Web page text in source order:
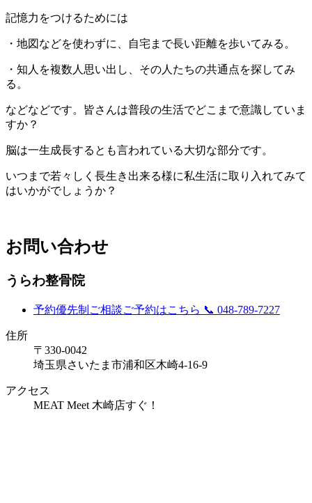
記憶力をつけるためには
・地図などを使わずに、自宅まで長い距離を歩いてみる。
・知人を複数人思い出し、その人たちの共通点を探してみ
る。
などなどです。皆さんは普段の生活でどこまで意識していま
すか？
脳は一生成長するとも言われている大切な部分です。
いつまで若々しく長生き出来る様に私生活に取り入れてみて
はいかがでしょうか？
お問い合わせ
うらわ整骨院
予約優先制 ご相談ご予約はこちら 📞 048-789-7227
住所
〒330-0042
埼玉県さいたま市浦和区木崎4-16-9
アクセス
MEAT Meet 木崎店すぐ！